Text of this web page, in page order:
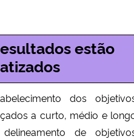
estão
dos
a curto, médio e
de